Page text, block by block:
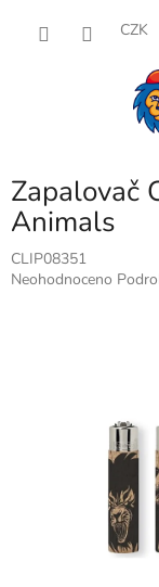
CZK
Zapalovač
Animals
CLIP08351
Průměrné
Neohodnoceno